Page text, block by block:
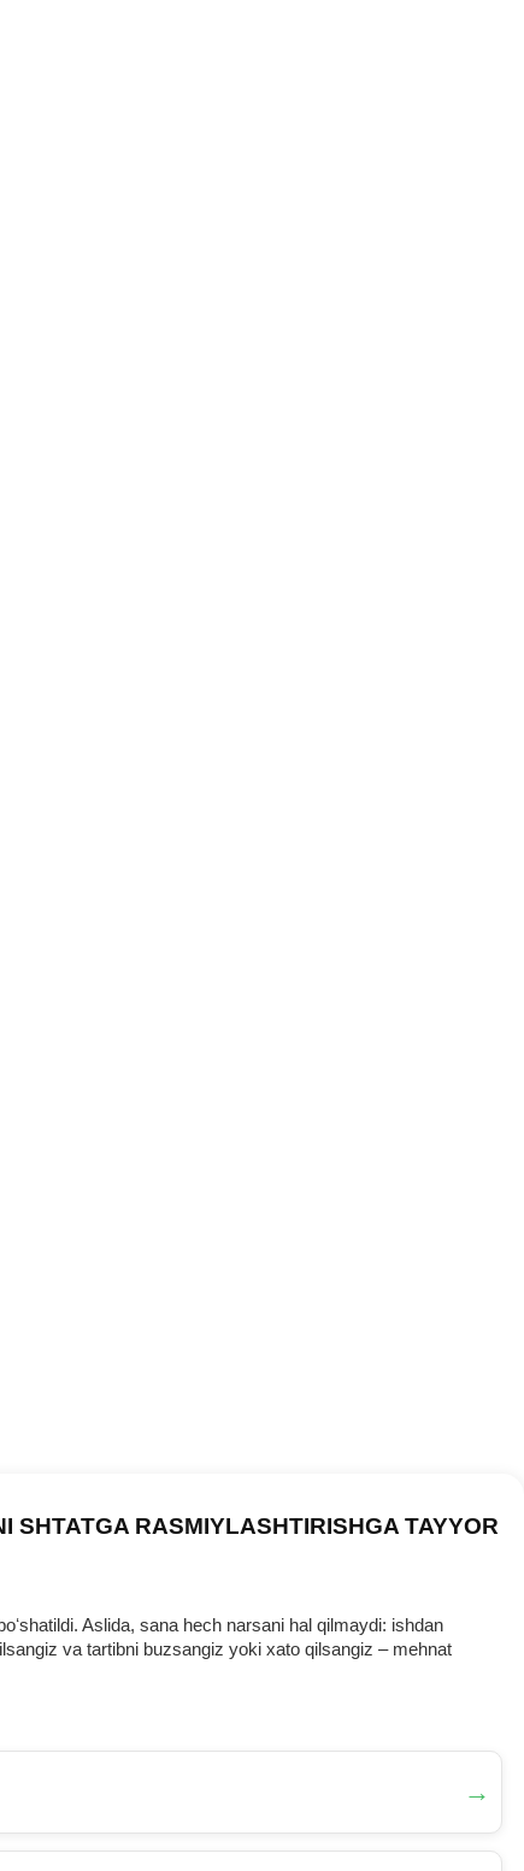
SHTATGA RASMIYLASHTIRISHGA TAYYOR
Aslida, sana hech narsani hal qilmaydi: ishdan
va tartibni buzsangiz yoki хato qilsangiz – mehnat
→